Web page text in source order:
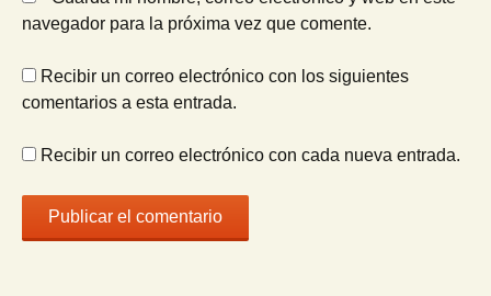
navegador para la próxima vez que comente.
Recibir un correo electrónico con los siguientes
comentarios a esta entrada.
Recibir un correo electrónico con cada nueva entrada.